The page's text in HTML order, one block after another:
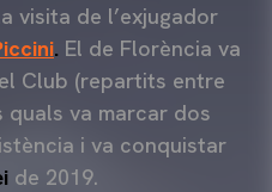
visita de l’exjugador
. El de Florència va
Club (repartits entre
quals va marcar dos
i va conquistar
de 2019.